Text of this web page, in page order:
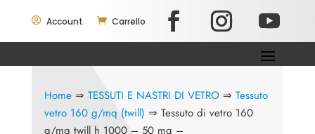
 Account  Carrello
Home⇒ TESSUTI E NASTRI DI VETRO⇒ Tessuto
vetro 160 g/mq (twill) ⇒ Tessuto di vetro 160
g/mq twill h 1000 – 50 mq –